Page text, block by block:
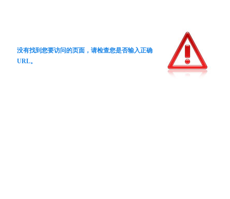
没有找到您要访问的页面，请检查您是否输入正确
URL。